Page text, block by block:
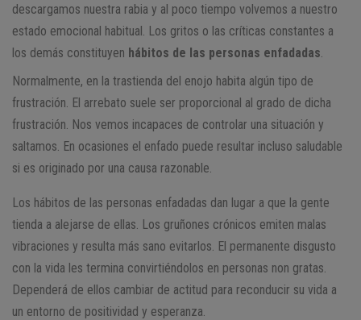
descargamos nuestra rabia y al poco tiempo volvemos a nuestro
estado emocional habitual. Los gritos o las críticas constantes a
los demás constituyen hábitos de las personas enfadadas
Normalmente, en la trastienda del enojo habita algún tipo de
frustración. El arrebato suele ser proporcional al grado de dicha
frustración. Nos vemos incapaces de controlar una situación y
saltamos. En ocasiones el enfado puede resultar incluso saludable
si es originado por una causa razonable.
Los hábitos de las personas enfadadas dan lugar a que la gente
tienda a alejarse de ellas. Los gruñones crónicos emiten malas
vibraciones y resulta más sano evitarlos. El permanente disgusto
con la vida les termina convirtiéndolos en personas non gratas.
Dependerá de ellos cambiar de actitud para reconducir su vida a
un entorno de positividad y esperanza.